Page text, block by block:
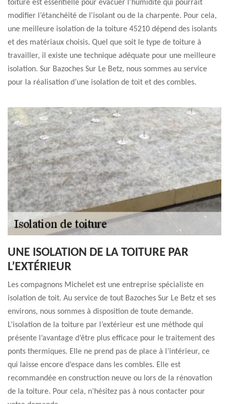
toiture est essentielle pour évacuer l'humidité qui pourrait
modifier l’étanchéité de l'isolant ou de la charpente. Pour cela,
une meilleure isolation de la toiture 45210 dépend des isolants
et des matériaux choisis. Quel que soit le type de toiture à
travailler, il existe une technique adéquate pour une meilleure
isolation. Sur Bazoches Sur Le Betz, nous sommes au service
pour la réalisation d’une isolation de toit et des combles.
UNE ISOLATION DE LA TOITURE PAR
L’EXTÉRIEUR
Les compagnons Michelet est une entreprise spécialiste en
isolation de toit. Au service de tout Bazoches Sur Le Betz et ses
environs, nous sommes à disposition de toute demande.
L’isolation de la toiture par l’extérieur est une méthode qui
présente l’avantage d’être plus efficace pour le traitement des
ponts thermiques. Elle ne prend pas de place à l’intérieur, ce
qui laisse encore d’espace dans les combles. Elle est
recommandée en construction neuve ou lors de la rénovation
de la toiture. Pour cela, n’hésitez pas à nous contacter pour